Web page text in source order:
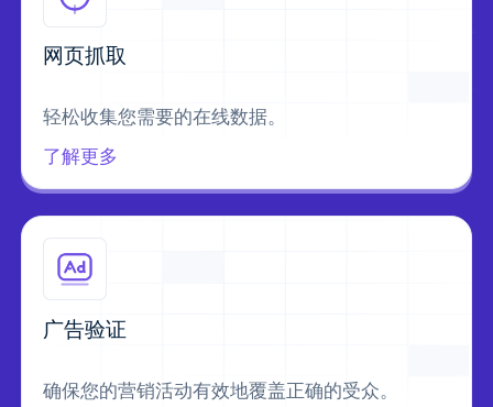
网页抓取
轻松收集您需要的在线数据。
了解更多
广告验证
确保您的营销活动有效地覆盖正确的受众。